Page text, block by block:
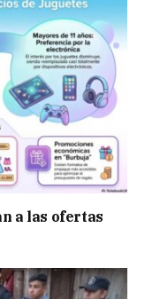
a las ofertas